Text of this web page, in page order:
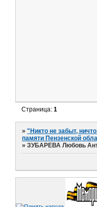
Страница:1
»"Никто не забыт,
памяти Пензенской
»ЗУБАРЕВА Любовь